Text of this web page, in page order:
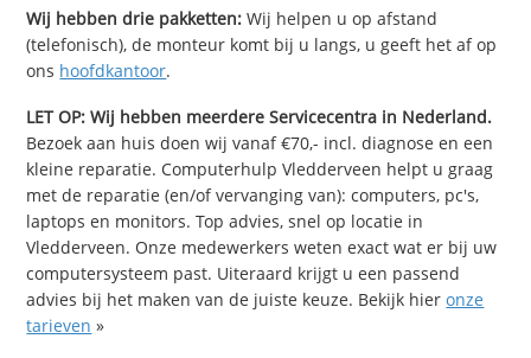
Wij hebben drie pakketten: Wij helpen u op afstand
(telefonisch), de monteur komt bij u langs, u geeft het af op
ons hoofdkantoor.
LET OP: Wij hebben meerdere Servicecentra in Nederland.
Bezoek aan huis doen wij vanaf €70,- incl. diagnose en een
kleine reparatie. Computerhulp Vledderveen helpt u graag
met de reparatie (en/of vervanging van): computers, pc's,
laptops en monitors. Top advies, snel op locatie in
Vledderveen. Onze medewerkers weten exact wat er bij uw
computersysteem past. Uiteraard krijgt u een passend
advies bij het maken van de juiste keuze. Bekijk hieronze
tarieven »